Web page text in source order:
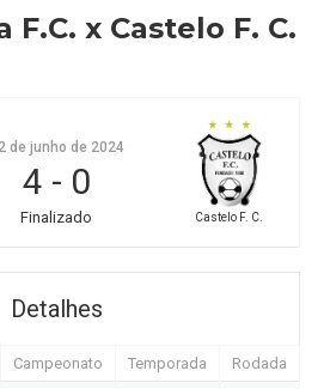
x Castelo F. C.
Castelo F. C.
de junho de 2024
4 - 0
Finalizado
Detalhes
Campeonato Temporada
Rodada